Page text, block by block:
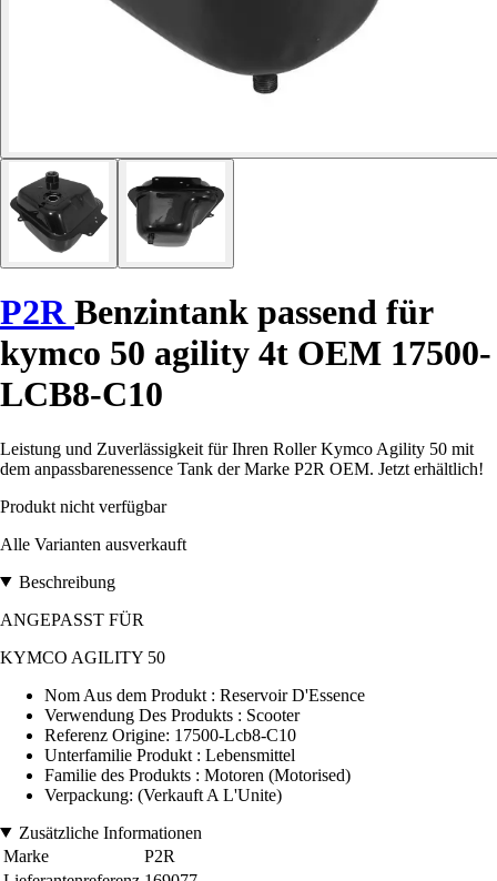
P2RBenzintank passend für
kymco 50 agility 4t OEM 17500-
LCB8-C10
Leistung und Zuverlässigkeit für Ihren Roller Kymco Agility 50 mit
dem anpassbarenessence Tank der Marke P2R OEM. Jetzt erhältlich!
Produkt nicht verfügbar
Alle Varianten ausverkauft
Beschreibung
ANGEPASST FÜR
KYMCO AGILITY 50
Nom Aus dem Produkt : Reservoir D'Essence
Verwendung Des Produkts : Scooter
Referenz Origine: 17500-Lcb8-C10
Unterfamilie Produkt : Lebensmittel
Familie des Produkts : Motoren (Motorised)
Verpackung: (Verkauft A L'Unite)
Zusätzliche Informationen
Marke
P2R